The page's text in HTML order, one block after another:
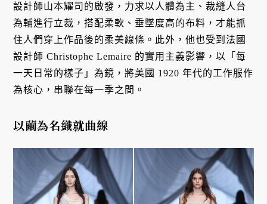
設計師山本耀司的啟發，力求以人體為主、裁縫人台
為輔進行立裁，搭配柔軟、垂墜度高的布料，才能抓
住人們穿上作品後的柔美線條。此外，他也受到法國
設計師 Christophe Lemaire 的實用主義影響，以「每
一天日常的樣子」為鏡，將美國 1920 年代的工作服作
為核心，串聯在每一季之間。
以繭為名織就曲線